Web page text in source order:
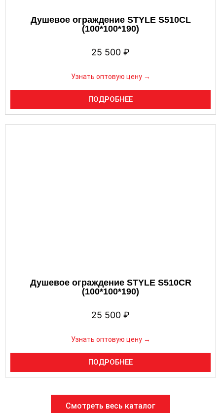
Душевое ограждение STYLE S510CL
(100*100*190)
25 500 ₽
Узнать оптовую цену →
ПОДРОБНЕЕ
Душевое ограждение STYLE S510CR
(100*100*190)
25 500 ₽
Узнать оптовую цену →
ПОДРОБНЕЕ
Смотреть весь каталог